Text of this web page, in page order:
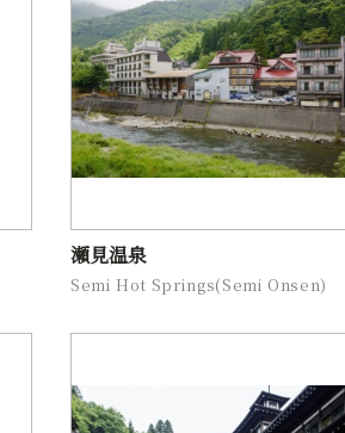
瀬見温泉
Semi Hot Springs(Semi Onsen)